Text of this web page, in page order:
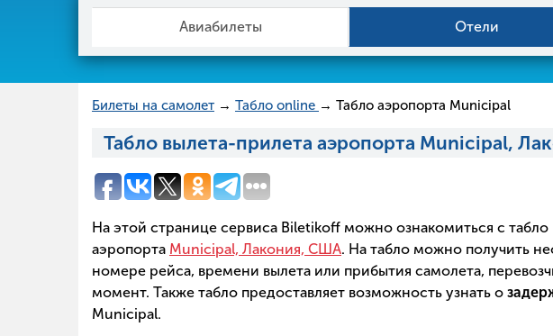
Авиабилеты Отели
Билеты на самолет → Табло online → Табло аэропорта Municipal
Табло вылета-прилета аэропорта Municipal,
На этой странице сервиса Biletikoff можно ознакомиться с
аэропорта Municipal, Лакония, США. На табло можно получить
номере рейса, времени вылета или прибытия самолета,
момент. Также табло предоставляет возможность узнать о
Municipal.